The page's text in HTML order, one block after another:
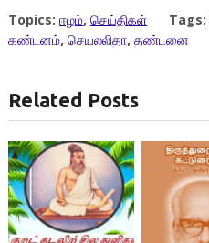
Topics: ஈழம், செய்திகள் Tags:
கண்டனம், செயலலிதா, தண்டனை
Related Posts